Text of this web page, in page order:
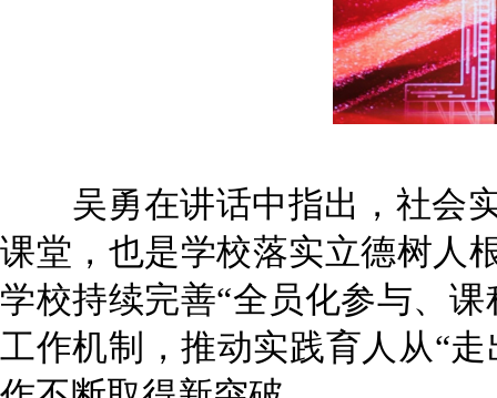
吴勇在讲话中指出，社会实
课堂，也是学校落实立德树人
学校持续完善“全员化参与、
工作机制，推动实践育人从“